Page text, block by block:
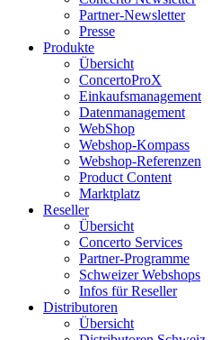
Partner-Newsletter
Presse
Produkte
Übersicht
ConcertoProX
Einkaufsmanagement
Datenmanagement
WebShop
Webshop-Kompass
Webshop-Referenzen
Product Content
Marktplatz
Reseller
Übersicht
Concerto Services
Partner-Programme
Schweizer Webshops
Infos für Reseller
Distributoren
Übersicht